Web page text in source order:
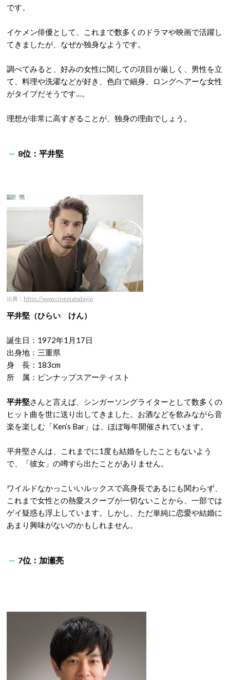
です。
イケメン俳優として、これまで数多くのドラマや映画で活躍し
てきましたが、なぜか独身なようです。
調べてみると、好みの女性に関しての項目が厳しく、男性を立
て、料理や洗濯などが好き、色白で細身、ロングヘアーな女性
がタイプだそうです…。
理想が非常に高すぎることが、独身の理由でしょう。
8位：平井堅
出典： https://www.cinematoday.jp
平井堅（ひらい けん）
誕生日：1972年1月17日
出身地：三重県
身 長：183cm
所 属：ピンナップスアーティスト
平井堅さんと言えば、シンガーソングライターとして数多くの
ヒット曲を世に送り出してきました。お酒などを飲みながら音
楽を楽しむ「Ken’s Bar」は、ほぼ毎年開催されています。
平井堅さんは、これまでに1度も結婚をしたこともないよう
で、「彼女」の噂すら出たことがありません。
ワイルドなかっこいいルックスで高身長であるにも関わらず、
これまで女性との熱愛スクープが一切ないことから、一部では
ゲイ疑惑も浮上しています。しかし、ただ単純に恋愛や結婚に
あまり興味がないのかもしれません。
7位：加瀬亮